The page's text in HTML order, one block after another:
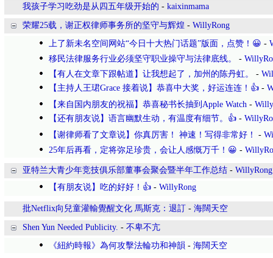
我孩子学习吃劲是从四五年级开始的 - kaixinmama
荣耀25载，谢正权律师事务所的坚守与辉煌 - WillyRong
上了新未名空间网站“今日十大热门话题”版面，点赞！😀 -
移民法律服务行业必须坚守职业操守与法律底线。
-
【有人在文章下跟帖道】让我想起了，加州的陈丹虹。
-
【主持人王珺Grace 接着说】恭喜中大奖，好运连连！👍 -
【来自国内朋友的祝福】恭喜秘书长抽到Apple Watch -
【还有朋友说】语言幽默生动，有温度有细节。👍 -
【谢律师看了文章说】你真厉害！ 神速！写得非常好！
-
25年后再看，定将弥足珍贵，会让人感慨万千！😀 -
亚特兰大青少年竞技俱乐部董事会聚会暨半年工作总结 - WillyRong
【有朋友说】吃的好好！👍 - WillyRong
批Netflix向兒童灌輸覺醒文化 馬斯克：退訂 - 海闊天空
Shen Yun Needed Publicity. - 不卑不亢
《紐約時報》為何攻擊法輪功和神韻 - 海闊天空